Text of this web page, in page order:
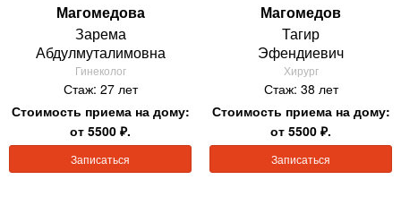
Магомедова
Зарема
Абдулмуталимовна
Гинеколог
Стаж: 27 лет
Стоимость приема на дому:
от 5500 ₽.
Записаться
Магомедов
Тагир
Эфендиевич
Хирург
Стаж: 38 лет
Стоимость приема на дому:
от 5500 ₽.
Записаться